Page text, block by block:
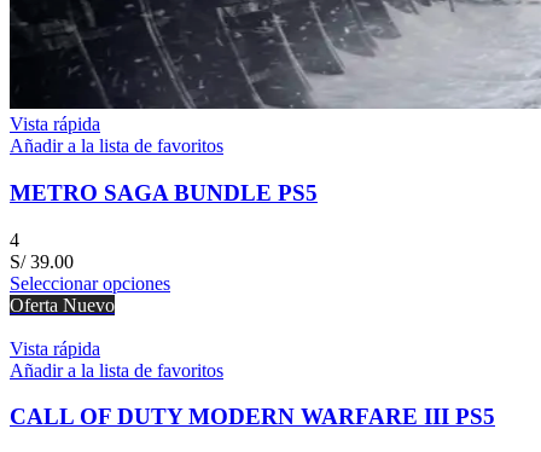
Vista rápida
Añadir a la lista de favoritos
METRO SAGA BUNDLE PS5
4
S/39.00
Seleccionar opciones
Oferta Nuevo
Vista rápida
Añadir a la lista de favoritos
CALL OF DUTY MODERN WARFARE III PS5